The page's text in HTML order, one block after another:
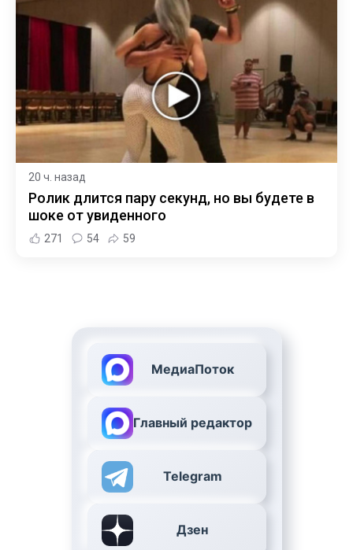
20 ч. назад
Ролик длится пару секунд, но вы будете в
шоке от увиденного
271 54 59
МедиаПоток
Главный редактор
Telegram
Дзен